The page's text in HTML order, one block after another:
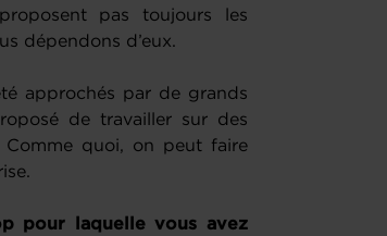
pas toujours les
dépendons d’eux.
approchés par de grands
de travailler sur des
quoi, on peut faire
pour laquelle vous avez